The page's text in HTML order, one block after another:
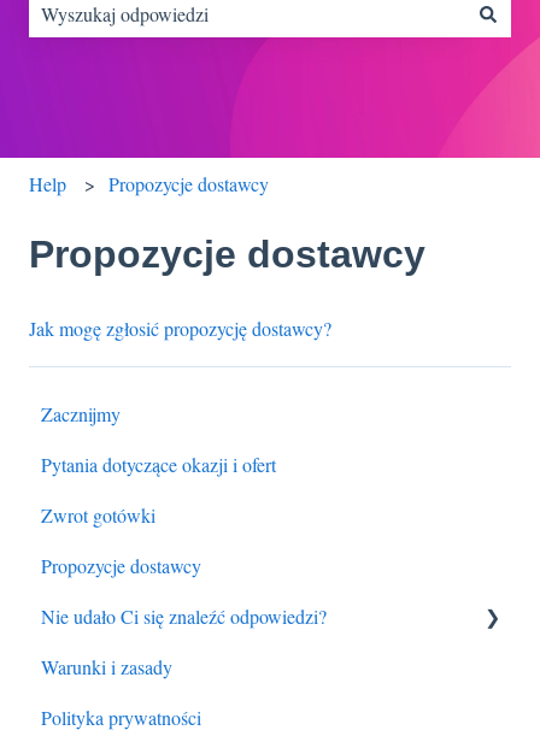
Brak sugerowanych wyników, ponieważ pole wyszukiwania
Help Propozycje dostawcy
Propozycje dostawcy
Jak mogę zgłosić propozycję dostawcy?
Zacznijmy
Pytania dotyczące okazji i ofert
Zwrot gotówki
Propozycje dostawcy
Nie udało Ci się znaleźć odpowiedzi?
Dane kontaktowe obsługi klienta BenefitHub
Warunki i zasady
Polityka prywatności